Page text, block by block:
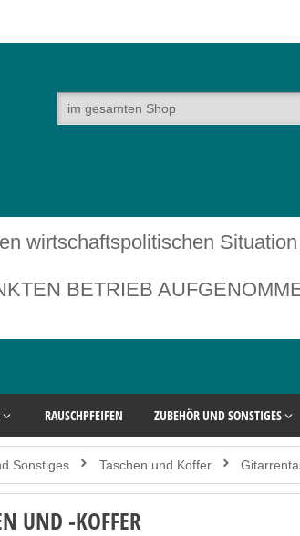
wirtschaftspolitischen
BETRIEB
RAUSCHPFEIFEN ZUBEHÖR UND SONSTIGES
Sonstiges Taschen und Koffer
UND -KOFFER